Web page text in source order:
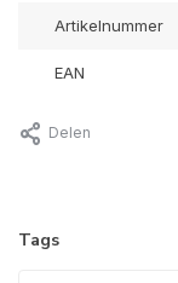
Artikelnummer
EAN
Delen
Tags